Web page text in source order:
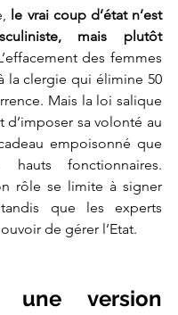
le vrai coup d’état n’est
mais plutôt
des femmes
la clergie qui élimine 50
Mais la loi salique
d’imposer sa volonté au
empoisonné que
fonctionnaires.
rôle se limite à signer
que les experts
de gérer l’Etat.
une version